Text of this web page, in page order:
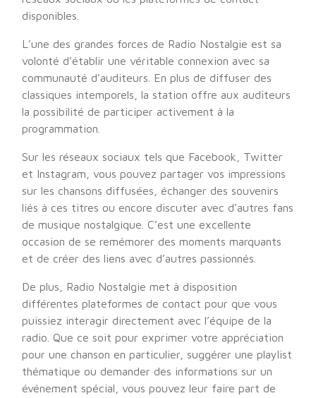
disponibles.
L’une des grandes forces de Radio Nostalgie est sa
volonté d’établir une véritable connexion avec sa
communauté d’auditeurs. En plus de diffuser des
classiques intemporels, la station offre aux auditeurs
la possibilité de participer activement à la
programmation.
Sur les réseaux sociaux tels que Facebook, Twitter
et Instagram, vous pouvez partager vos impressions
sur les chansons diffusées, échanger des souvenirs
liés à ces titres ou encore discuter avec d’autres fans
de musique nostalgique. C’est une excellente
occasion de se remémorer des moments marquants
et de créer des liens avec d’autres passionnés.
De plus, Radio Nostalgie met à disposition
différentes plateformes de contact pour que vous
puissiez interagir directement avec l’équipe de la
radio. Que ce soit pour exprimer votre appréciation
pour une chanson en particulier, suggérer une playlist
thématique ou demander des informations sur un
événement spécial, vous pouvez leur faire part de